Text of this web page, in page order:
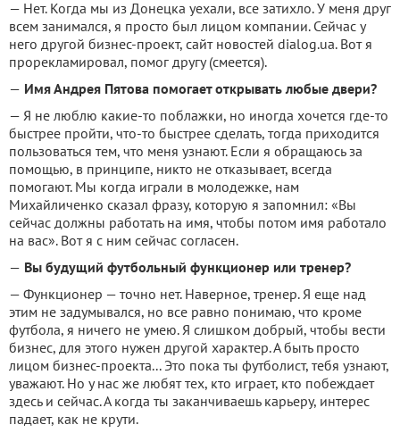
— Нет. Когда мы из Донецка уехали, все затихло. У меня друг
всем занимался, я просто был лицом компании. Сейчас у
него другой бизнес-проект, сайт новостей dialog.ua. Вот я
прорекламировал, помог другу (смеется).
— Имя Андрея Пятова помогает открывать любые двери?
— Я не люблю какие-то поблажки, но иногда хочется где-то
быстрее пройти, что-то быстрее сделать, тогда приходится
пользоваться тем, что меня узнают. Если я обращаюсь за
помощью, в принципе, никто не отказывает, всегда
помогают. Мы когда играли в молодежке, нам
Михайличенко сказал фразу, которую я запомнил: «Вы
сейчас должны работать на имя, чтобы потом имя работало
на вас». Вот я с ним сейчас согласен.
— Вы будущий футбольный функционер или тренер?
— Функционер — точно нет. Наверное, тренер. Я еще над
этим не задумывался, но все равно понимаю, что кроме
футбола, я ничего не умею. Я слишком добрый, чтобы вести
бизнес, для этого нужен другой характер. А быть просто
лицом бизнес-проекта... Это пока ты футболист, тебя узнают,
уважают. Но у нас же любят тех, кто играет, кто побеждает
здесь и сейчас. А когда ты заканчиваешь карьеру, интерес
падает, как не крути.